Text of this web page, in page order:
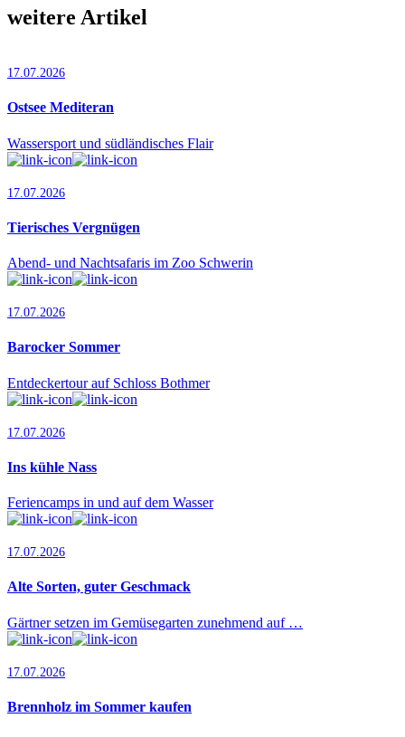
weitere Artikel
17.07.2026
Ostsee Mediteran
Wassersport und südländisches Flair
17.07.2026
Tierisches Vergnügen
Abend- und Nachtsafaris im Zoo Schwerin
17.07.2026
Barocker Sommer
Entdeckertour auf Schloss Bothmer
17.07.2026
Ins kühle Nass
Feriencamps in und auf dem Wasser
17.07.2026
Alte Sorten, guter Geschmack
Gärtner setzen im Gemüsegarten zunehmend auf …
17.07.2026
Brennholz im Sommer kaufen